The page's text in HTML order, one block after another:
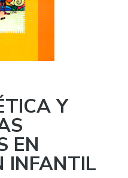
Y
EN
INFANTIL